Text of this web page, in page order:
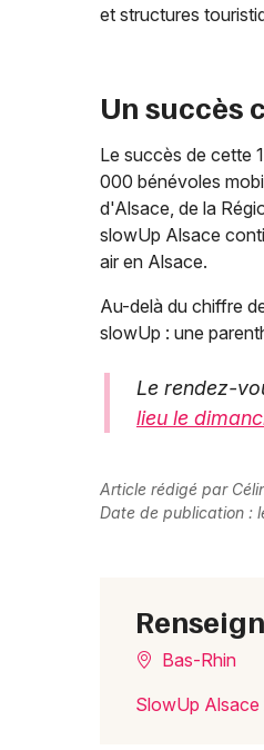
et structures
Un succès
Le succès de cette
000 bénévoles
d'Alsace, de la
slowUp Alsace
air en Alsace.
Au-delà du chiffre
slowUp : une
Le rendez-
lieu le
Article rédigé par
Date de publication :
Bas-Rhin
SlowUp